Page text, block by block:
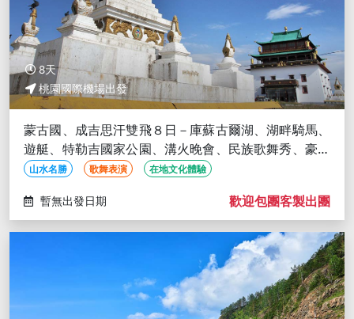
8天
桃園國際機場出發
蒙古國、成吉思汗雙飛８日－庫蘇古爾湖、湖畔騎馬、
遊艇、特勒吉國家公園、溝火晚會、民族歌舞秀、豪華
蒙古包
山水名勝 歌舞表演 在地文化體驗
暫無出發日期 歡迎包團客製出團